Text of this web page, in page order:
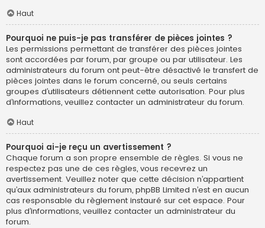
Haut
Pourquoi ne puis-je pas transférer de pièces jointes ?
Les permissions permettant de transférer des pièces jointes
sont accordées par forum, par groupe ou par utilisateur. Les
administrateurs du forum ont peut-être désactivé le transfert de
pièces jointes dans le forum concerné, ou seuls certains
groupes d’utilisateurs détiennent cette autorisation. Pour plus
d’informations, veuillez contacter un administrateur du forum.
Haut
Pourquoi ai-je reçu un avertissement ?
Chaque forum a son propre ensemble de règles. Si vous ne
respectez pas une de ces règles, vous recevrez un
avertissement. Veuillez noter que cette décision n’appartient
qu’aux administrateurs du forum, phpBB Limited n’est en aucun
cas responsable du règlement instauré sur cet espace. Pour
plus d’informations, veuillez contacter un administrateur du
forum.